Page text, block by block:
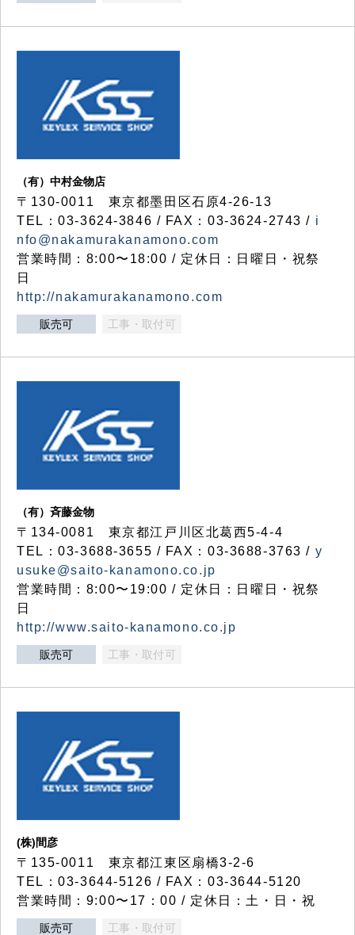
（有）中村金物店
〒130-0011 東京都墨田区石原4-26-13
TEL：03-3624-3846 / FAX：03-3624-2743 / i
nfo@nakamurakanamono.com
営業時間：8:00〜18:00 / 定休日：日曜日・祝祭
日
http://nakamurakanamono.com
販売可 工事・取付可
（有）斉藤金物
〒134-0081 東京都江戸川区北葛西5-4-4
TEL：03-3688-3655 / FAX：03-3688-3763 / y
usuke@saito-kanamono.co.jp
営業時間：8:00〜19:00 / 定休日：日曜日・祝祭
日
http://www.saito-kanamono.co.jp
販売可 工事・取付可
(株)間彦
〒135-0011 東京都江東区扇橋3-2-6
TEL：03-3644-5126 / FAX：03-3644-5120
営業時間：9:00〜17：00 / 定休日：土・日・祝
販売可 工事・取付可